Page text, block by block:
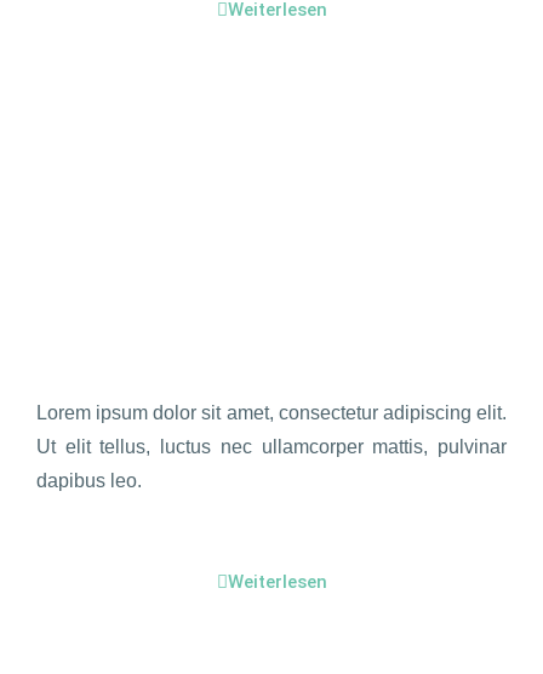
Weiterlesen
Lorem ipsum dolor sit amet, consectetur adipiscing elit.
Ut elit tellus, luctus nec ullamcorper mattis, pulvinar
dapibus leo.
Weiterlesen